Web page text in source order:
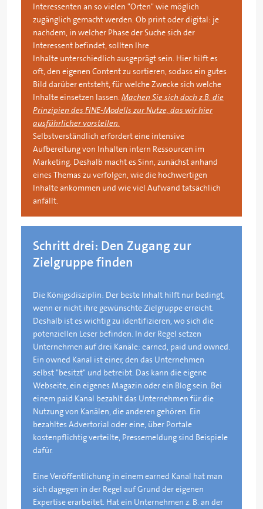
Interessenten an so vielen "Orten" wie möglich
zugänglich gemacht werden. Ob print oder digital: je
nachdem, in welcher Phase der Suche sich der
Interessent befindet, sollten Ihre
Inhalte unterschiedlich ausgeprägt sein. Hier hilft es
oft, den eigenen Content zu sortieren, sodass ein gutes
Bild darüber entsteht, für welche Zwecke sich welche
Inhalte einsetzen lassen.Machen Sie sich doch z.B. die
Prinzipien des FINE-Modells zur Nutze, das wir hier
ausführlicher vorstellen.
Selbstverständlich erfordert eine intensive
Aufbereitung von Inhalten intern Ressourcen im
Marketing. Deshalb macht es Sinn, zunächst anhand
eines Themas zu verfolgen, wie die hochwertigen
Inhalte ankommen und wie viel Aufwand tatsächlich
anfällt.
Schritt drei: Den Zugang zur
Zielgruppe finden
Die Königsdisziplin: Der beste Inhalt hilft nur bedingt,
wenn er nicht ihre gewünschte Zielgruppe erreicht.
Deshalb ist es wichtig zu identifizieren, wo sich die
potenziellen Leser befinden. In der Regel setzen
Unternehmen auf drei Kanäle: earned, paid und owned.
Ein owned Kanal ist einer, den das Unternehmen
selbst "besitzt" und betreibt. Das kann die eigene
Webseite, ein eigenes Magazin oder ein Blog sein. Bei
einem paid Kanal bezahlt das Unternehmen für die
Nutzung von Kanälen, die anderen gehören. Ein
bezahltes Advertorial oder eine, über Portale
kostenpflichtig verteilte, Pressemeldung sind Beispiele
dafür.
Eine Veröffentlichung in einem earned Kanal hat man
sich dagegen in der Regel auf Grund der eigenen
Expertise erarbeitet. Hat ein Unternehmen z. B. an der